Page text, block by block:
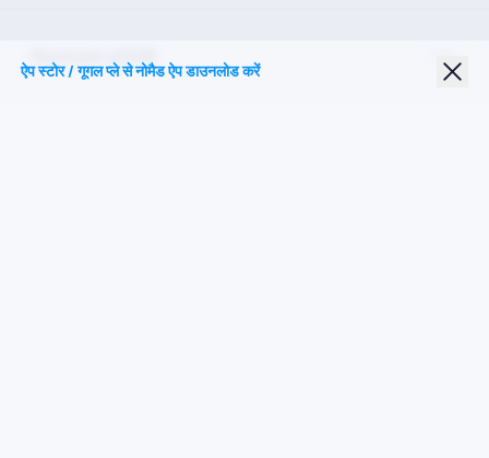
Nomad eSIM
ऐप स्टोर / गूगल प्ले से नोमैड ऐप डाउनलोड करें